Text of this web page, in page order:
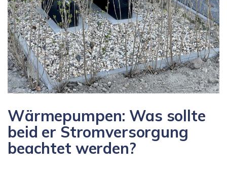
Wärmepumpen: Was sollte
beid er Stromversorgung
beachtet werden?